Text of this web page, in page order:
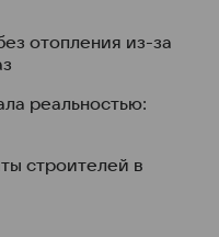
отопления из-за
реальностью:
строителей в